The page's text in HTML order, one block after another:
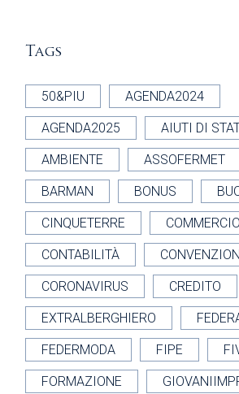
Tags
50&PIU AGENDA2024
AGENDA2025 AIUTI DI
AMBIENTE ASSOFERMET
BARMAN BONUS
CINQUETERRE COMMERCIO
CONTABILITÀ CONVENZIONI
CORONAVIRUS CREDITO
EXTRALBERGHIERO
FEDERMODA FIPE
FORMAZIONE